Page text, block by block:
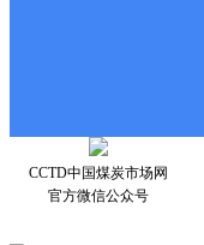
CCTD中国煤炭市场网
官方微信公众号